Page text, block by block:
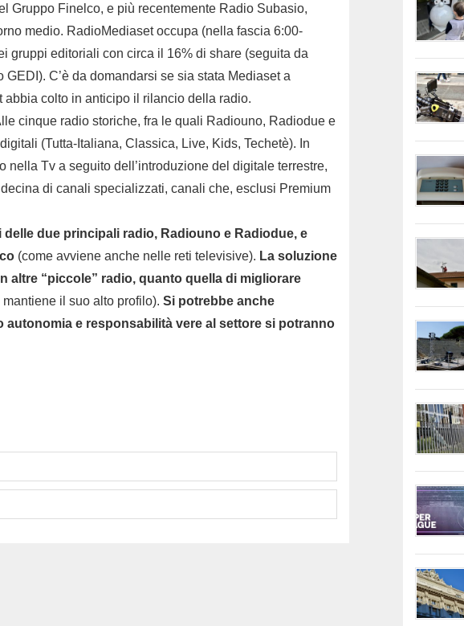
Gruppo Finelco, e più recentemente Radio Subasio,
medio. RadioMediaset occupa (nella fascia 6:00-
gruppi editoriali con circa il 16% di share (seguita da
C’è da domandarsi se sia stata Mediaset a
abbia colto in anticipo il rilancio della radio.
cinque radio storiche, fra le quali Radiouno, Radiodue e
(Tutta-Italiana, Classica, Live, Kids, Techetè). In
Tv a seguito dell’introduzione del digitale terrestre,
di canali specializzati, canali che, esclusi Premium
due principali radio, Radiouno e Radiodue, e
(come avviene anche nelle reti televisive). La soluzione
altre “piccole” radio, quanto quella di migliorare
il suo alto profilo). Si potrebbe anche
e responsabilità vere al settore si potranno